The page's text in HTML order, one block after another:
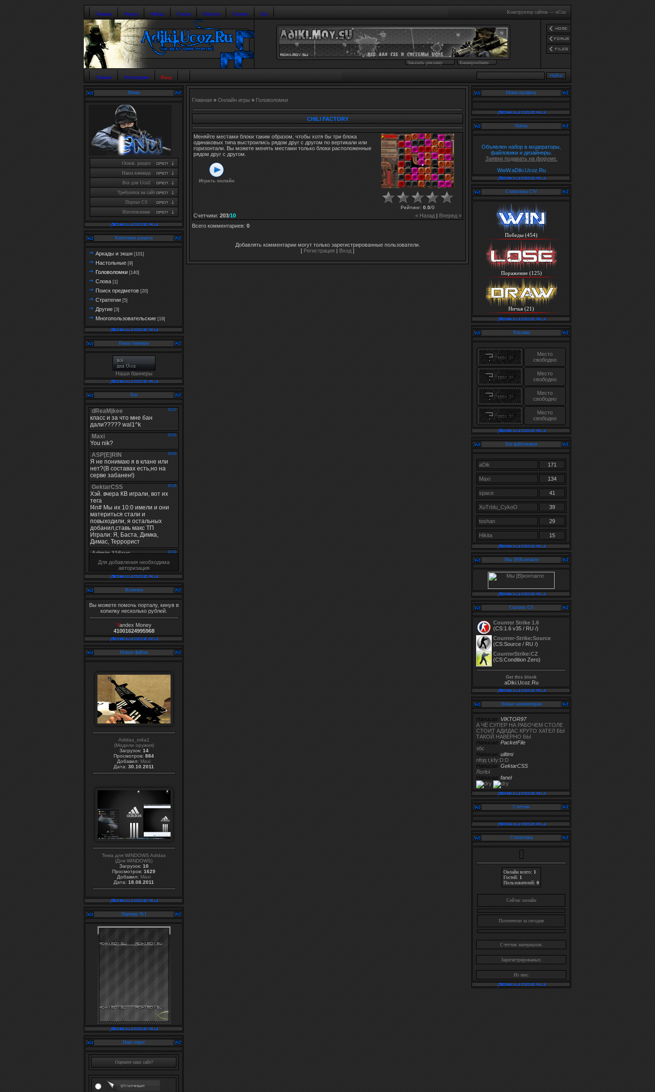
Главная Форум Файлы Статьи Новости Галерея Топ Конструктор сайтов — uCoz
Баннерообмен
Заказать рекламу
Главная Регистрация Вход
Меню
Основ. раздел
Наша каманда
Все для UcoZ
Требуются на сайт
Портал CS
Изготовление
Категории раздела
Аркады и экшн [101]
Настольные [9]
Головоломки [140]
Слова [1]
Поиск предметов [20]
Стратегии [5]
Другие [3]
Многопользовательские [19]
Наши баннеры
Наши баннеры
Чат
Для добавления необходима
авторизация
Копилка
Вы можете помочь порталу, кинув в
копилку несколько рублей.
Yandex Money
41001624995968
Новые файлы
Adidas_m4a1
(Модели оружия)
Загрузок: 14
Просмотров: 884
Добавил: Maxi
Дата: 30.10.2011
Тема для WINDOWS Adidas
(Для WINDOWS)
Загрузок: 10
Просмотров: 1629
Добавил: Maxi
Дата: 18.08.2011
Партнер №1
Наш опрос
Оцените наш сайт?
Главная » Онлайн игры » Головоломки
CHILI FACTORY
Меняйте местами блоки таким образом, чтобы хотя бы три блока
одинаковых типа выстроились рядом друг с другом по вертикали или
горизонтали. Вы можете менять местами только блоки расположенные
рядом друг с другом.
Играть онлайн
Рейтинг: 0.0/0
« Назад | Вперед »
Счетчики: 203/10
Всего комментариев: 0
Добавлять комментарии могут только зарегистрированные пользователи.
[ Регистрация | Вход ]
Мини профиль
Набор
Объявлен набор в модераторы,
файловики и дизайнеры.
Заявки подавать на форуме.
WwW.aDiki.Ucoz.Ru
Статистика CW
Победы (454)
Поражение (125)
Ничья (21)
Реклама
Место
свободно
Место
свободно
Место
свободно
Место
свободно
Топ файловиков
aDik 171
Maxi 134
space 41
XuTrblu_CykoO 39
toshan 29
Hikita 15
Мы [В]Контакте
Скачать CS
Counter Strike 1.6
(CS:1.6 v35 / RU /)
Counter-Strike:Source
(CS:Source / RU /)
CounterStrike:CZ
(CS:Condition Zero)
Get this block
aDiki.Ucoz.Ru
Новые комментарии
Написал: VIKTOR97
А ЧЁ СУПЕР НА РАБОЧЕМ СТОЛЕ
СТОИТ АДИДАС КРУТО ХАТЕЛ БЫ
ТАКОЙ НАВЕРНО БЫ
Написал: PacketFile
збс
Написал: uiltimi
nfrjq t,kfy:D:D
Написал: GektarCSS
ЛолЫ
Написал: fanel
Счетчик
Статистика
Онлайн всего: 1
Гостей: 1
Пользователей: 0
Cейчас онлайн
Посетители за сегодня
Счетчик материалов:
Зарегистрированых:
Из них: